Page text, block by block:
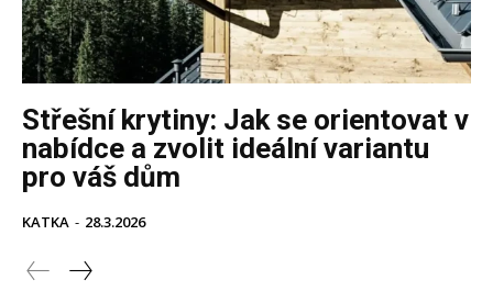
Střešní krytiny: Jak se orientovat v
nabídce a zvolit ideální variantu
pro váš dům
KATKA - 28.3.2026